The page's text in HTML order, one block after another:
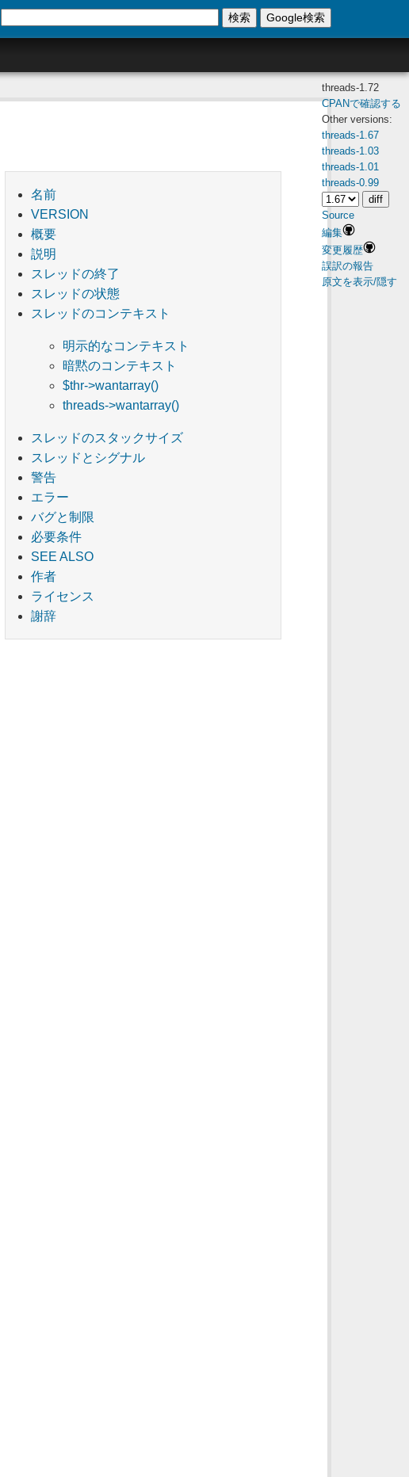
検索 Google検索
threads-1.72
CPANで確認する
Other versions:
threads-1.67
threads-1.03
threads-1.01
threads-0.99
Source
編集
変更履歴
誤訳の報告
原文を表示/隠す
名前
VERSION
概要
説明
スレッドの終了
スレッドの状態
スレッドのコンテキスト
明示的なコンテキスト
暗黙のコンテキスト
$thr->wantarray()
threads->wantarray()
スレッドのスタックサイズ
スレッドとシグナル
警告
エラー
バグと制限
必要条件
SEE ALSO
作者
ライセンス
謝辞